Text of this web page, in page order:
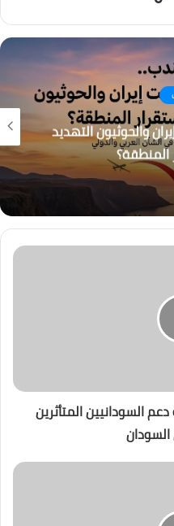
إسرائيل الكبرى…
واشنطن رسم
السودانيين المتأثرين